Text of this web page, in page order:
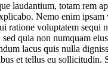
laudantium, totam rem
Nemo enim
ratione voluptatem
quia non numquam
lacus quis nulla
et tellus eu sollicitudin.